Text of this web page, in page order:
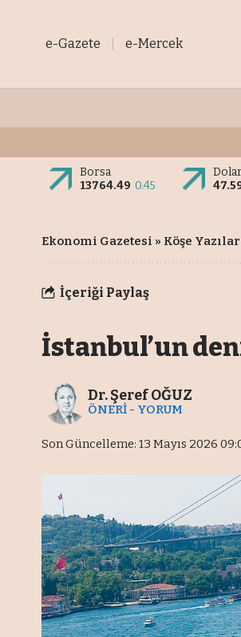
e-Gazete e-Mercek
Borsa
13764.49 0.45
Ekonomi Gazetesi » Köşe
İçeriği Paylaş
İstanbul’un
Son Güncelleme: 13 Mayıs 2026
Dr. Şeref OĞUZ
ÖNERİ - YORUM